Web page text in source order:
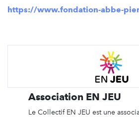
https://www.fondation-abbe-
Association EN JEU
Le Collectif EN JEU est une